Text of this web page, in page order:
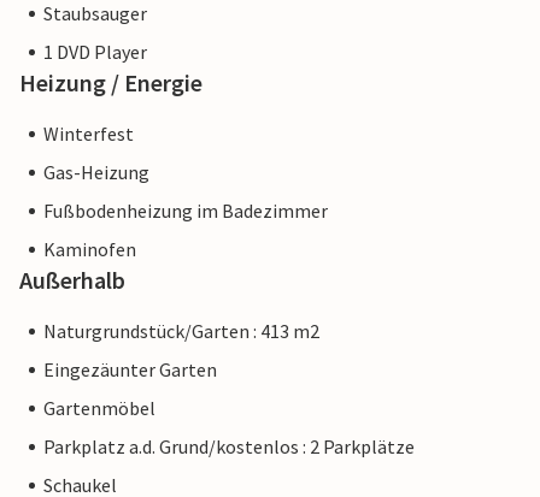
Staubsauger
1 DVD Player
Heizung / Energie
Winterfest
Gas-Heizung
Fußbodenheizung im Badezimmer
Kaminofen
Außerhalb
Naturgrundstück/Garten : 413 m2
Eingezäunter Garten
Gartenmöbel
Parkplatz a.d. Grund/kostenlos : 2 Parkplätze
Schaukel